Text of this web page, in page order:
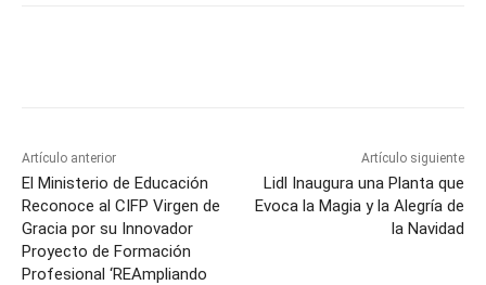
Artículo anterior
El Ministerio de Educación
Reconoce al CIFP Virgen de
Gracia por su Innovador
Proyecto de Formación
Profesional ‘REAmpliando
Artículo siguiente
Lidl Inaugura una Planta que
Evoca la Magia y la Alegría de
la Navidad